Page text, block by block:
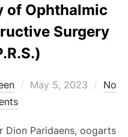
of Ophthalmic
Surgery
Posted
May 5, 2023
No
Dion Paridaens, oogarts